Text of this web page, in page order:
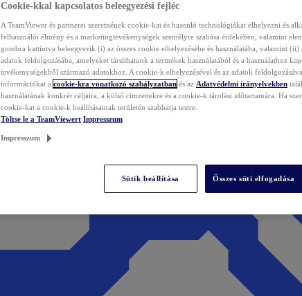
Cookie-kkal kapcsolatos beleegyezési fejléc
A TeamViewer és partnerei szeretnének cookie-kat és hasonló technológiákat elhelyezni és
felhasználói élmény és a marketingtevékenységek személyre szabása érdekében, valamint
gombra kattintva beleegyezik (i) az összes cookie elhelyezésébe és használatába, valamint
adatok feldolgozásába, amelyeket társíthatunk a termékek használatából és a használathoz
tevékenységekből származó adatokhoz. A cookie-k elhelyezésével és az adatok
információkat a cookie-kra vonatkozó szabályzatban és az Adatvédelmi irányelvekben
használatának konkrét céljaira, a külső címzettekre és a cookie-k tárolási időtartamára. Ha
cookie-kat a cookie-k beállításainak területén szabhatja testre.
Töltse le a TeamViewert Impresszum
Impresszum
Sütik beállítása Összes süti elfogadása